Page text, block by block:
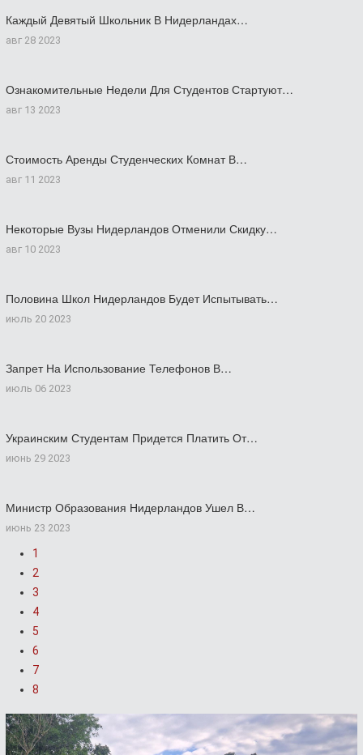
Каждый Девятый Школьник В Нидерландах…
авг 28 2023
Ознакомительные Недели Для Студентов Стартуют…
авг 13 2023
Стоимость Аренды Студенческих Комнат В…
авг 11 2023
Некоторые Вузы Нидерландов Отменили Скидку…
авг 10 2023
Половина Школ Нидерландов Будет Испытывать…
июль 20 2023
Запрет На Использование Телефонов В…
июль 06 2023
Украинским Студентам Придется Платить От…
июнь 29 2023
Министр Образования Нидерландов Ушел В…
июнь 23 2023
1
2
3
4
5
6
7
8